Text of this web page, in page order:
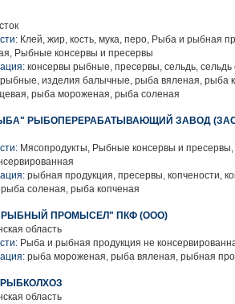
Клей, жир, кость, мука, перо, Рыба и рыбная
Рыбные консервы и пресервы
консервы рыбные, пресервы, сельдь, сельдь
изделия балычные, рыба вяленая, рыба
рыба мороженая, рыба соленая
РЫБОПЕРЕРАБАТЫВАЮЩИЙ ЗАВОД
Мясопродукты, Рыбные консервы и
рыбная продукция, пресервы, копчености,
соленая, рыба копченая
ПРОМЫСЕЛ" ПКФ (ООО)
область
Рыба и рыбная продукция не
рыба мороженая, рыба вяленая, рыбная
область